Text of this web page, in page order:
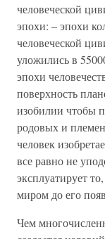
человеческой
эпохи: – эпохи
человеческой
уложились в
эпохи
поверхность
изобилии чтобы
родовых и
человек
все равно не
эксплуатирует
миром до его
Чем